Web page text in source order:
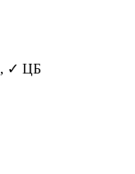
, ✓ ЦБ